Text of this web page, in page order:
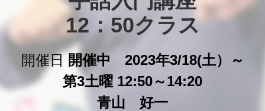
12：50クラス
開催日 開催中 2023年3/18(土）～
第3土曜 12:50～14:20
青山 好一